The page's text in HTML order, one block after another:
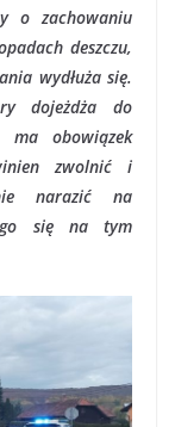
o zachowaniu
deszczu,
wydłuża się.
dojeżdża do
ma obowiązek
zwolnić i
narazić na
się na tym